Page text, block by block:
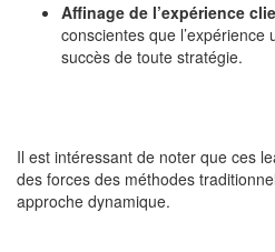
Affinage de l’expérience
conscientes que
succès de toute stratégie.
Il est intéressant de noter que ces
des forces des méthodes
approche dynamique.